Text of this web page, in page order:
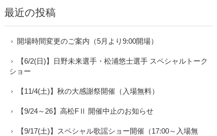
最近の投稿
開場時間変更のご案内（5月より9:00開場）
【6/2(日)】日野未来選手・松浦悠士選手 スペシャルトーク
ショー
【11/4(土)】秋の大感謝祭開催（入場無料）
【9/24～26】高松FⅡ 開催中止のお知らせ
【9/17(土)】スペシャル歌謡ショー開催（17:00～入場無